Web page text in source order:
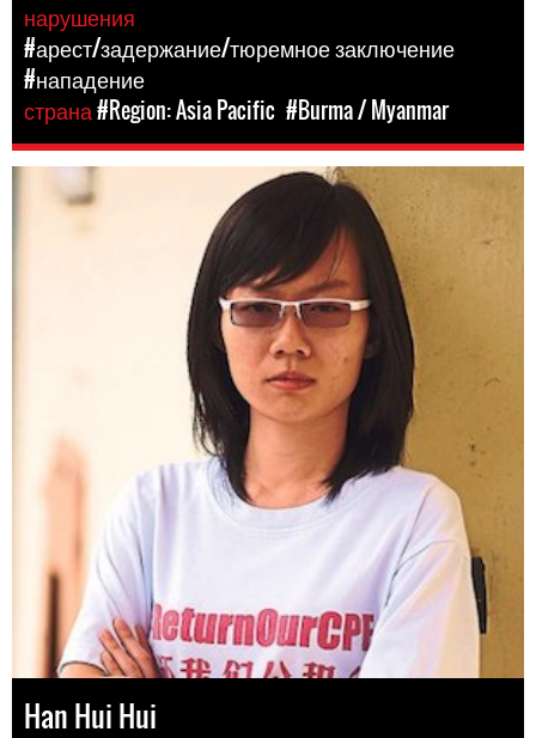
нарушения
#арест/задержание/тюремное заключение
#нападение
страна#Region: Asia Pacific #Burma / Myanmar
Han Hui Hui